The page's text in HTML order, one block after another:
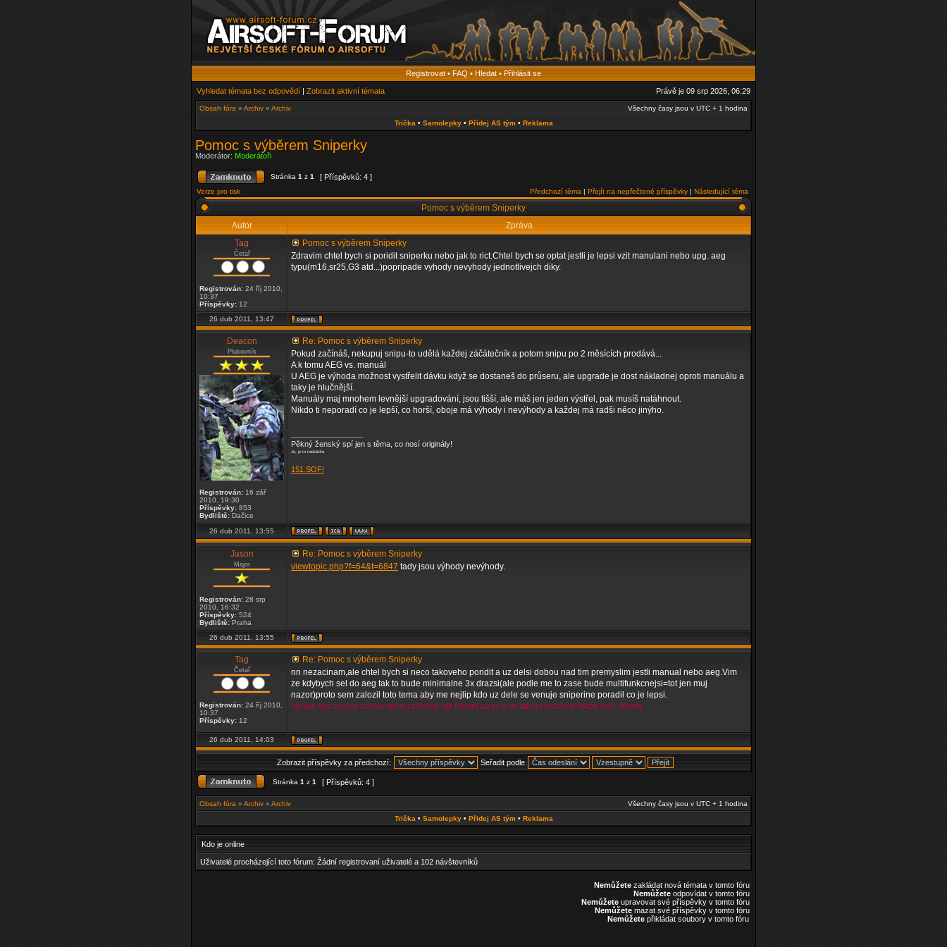
Registrovat • FAQ • Hledat • Přihlásit se
Vyhledat témata bez odpovědí | Zobrazit aktivní témata Právě je 09 srp 2026, 06:29
Obsah fóra » Archiv » Archiv
Všechny časy jsou v UTC + 1 hodina
Trička • Samolepky• Přidej AS tým• Reklama
Pomoc s výběrem Sniperky
Moderátor: Moderátoři
Stránka 1 z 1 [ Příspěvků: 4 ]
Verze pro tisk Předchozí téma | Přejít na nepřečtené příspěvky | Následující téma
Pomoc s výběrem Sniperky
Autor
Zpráva
Tag
Četař
Registrován: 24 říj 2010,
10:37
Příspěvky: 12
Pomoc s výběrem Sniperky
Zdravim chtel bych si poridit sniperku nebo jak to rict.Chtel bych se optat jestli je lepsi vzit manulani nebo upg. aeg
typu(m16,sr25,G3 atd...)popripade vyhody nevyhody jednotlivejch diky.
26 dub 2011, 13:47
Deacon
Plukovník
Registrován: 16 zář
2010, 19:30
Příspěvky: 853
Bydliště: Dačice
Re: Pomoc s výběrem Sniperky
Pokud začínáš, nekupuj snipu-to udělá každej záčátečník a potom snipu po 2 měsících prodává...
A k tomu AEG vs. manuál
U AEG je výhoda možnost vystřelit dávku když se dostaneš do průseru, ale upgrade je dost nákladnej oproti manuálu a
taky je hlučnější.
Manuály maj mnohem levnější upgradování, jsou tišší, ale máš jen jeden výstřel, pak musíš natáhnout.
Nikdo ti neporadí co je lepší, co horší, oboje má výhody i nevýhody a každej má radši něco jinýho.
Pěkný ženský spí jen s těma, co nosí originály!
Jo, je to nadsázka
151.SOF!
26 dub 2011, 13:55
Jason
Major
Registrován: 28 srp
2010, 16:32
Příspěvky: 524
Bydliště: Praha
Re: Pomoc s výběrem Sniperky
viewtopic.php?f=64&t=6847 tady jsou výhody nevýhody.
26 dub 2011, 13:55
Tag
Četař
Registrován: 24 říj 2010,
10:37
Příspěvky: 12
Re: Pomoc s výběrem Sniperky
nn nezacinam,ale chtel bych si neco takoveho poridit a uz delsi dobou nad tim premyslim jestli manual nebo aeg.Vim
ze kdybych sel do aeg tak to bude minimalne 3x drazsi(ale podle me to zase bude multifunkcnejsi=tot jen muj
nazor)proto sem zalozil toto tema aby me nejlip kdo uz dele se venuje sniperine poradil co je lepsi.
No tak než budeš znova něco zakládat tak hledej už to tu je tak no mockrát takže lock. Monty
26 dub 2011, 14:03
Zobrazit příspěvky za předchozí: Seřadit podle
Stránka 1 z 1 [ Příspěvků: 4 ]
Obsah fóra » Archiv » Archiv
Všechny časy jsou v UTC + 1 hodina
Trička • Samolepky• Přidej AS tým• Reklama
Kdo je online
Uživatelé procházející toto fórum: Žádní registrovaní uživatelé a 102 návštevníků
Nemůžete zakládat nová témata v tomto fóru
Nemůžete odpovídat v tomto fóru
Nemůžete upravovat své příspěvky v tomto fóru
Nemůžete mazat své příspěvky v tomto fóru
Nemůžete přikládat soubory v tomto fóru